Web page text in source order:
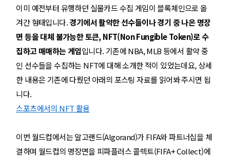
이미 예전부터 유행하던 실물카드 수집 게임이 블록체인으로 옮
겨간 형태입니다.경기에서 활약한 선수들이나 경기 중 나온 명장
면 등을 대체 불가능한 토큰, NFT(Non Fungible Token)로 수
집하고 매매하는 게임입니다. 기존에 NBA, MLB 등에서 활약 중
인 선수들을 수집하는 NFT에 대해 소개한 적이 있었는데요, 상세
한 내용은 기존에 다뤘던 아래의 포스팅 자료를 읽어봐 주시면 됩
니다.
스포츠에서의 NFT 활용
이번 월드컵에서는 알고랜드(Algorand)가 FIFA와 파트너십을 체
결하며 월드컵의 명장면을 피파플러스 콜렉트(FIFA+ Collect)에